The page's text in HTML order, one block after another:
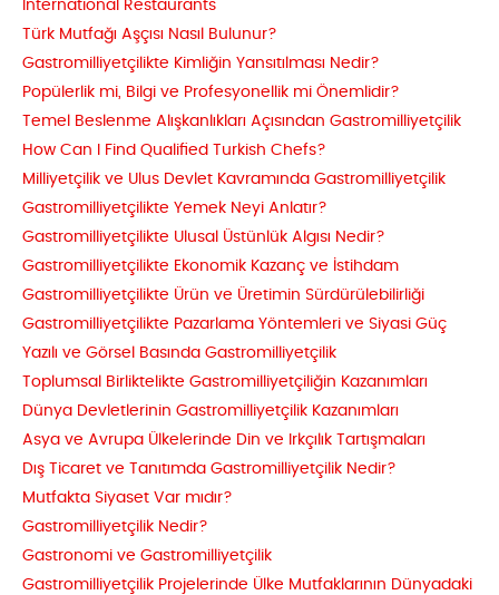
International Restaurants
Türk Mutfağı Aşçısı Nasıl Bulunur?
Gastromilliyetçilikte Kimliğin Yansıtılması Nedir?
Popülerlik mi, Bilgi ve Profesyonellik mi Önemlidir?
Temel Beslenme Alışkanlıkları Açısından Gastromilliyetçilik
How Can I Find Qualified Turkish Chefs?
Milliyetçilik ve Ulus Devlet Kavramında Gastromilliyetçilik
Gastromilliyetçilikte Yemek Neyi Anlatır?
Gastromilliyetçilikte Ulusal Üstünlük Algısı Nedir?
Gastromilliyetçilikte Ekonomik Kazanç ve İstihdam
Gastromilliyetçilikte Ürün ve Üretimin Sürdürülebilirliği
Gastromilliyetçilikte Pazarlama Yöntemleri ve Siyasi Güç
Yazılı ve Görsel Basında Gastromilliyetçilik
Toplumsal Birliktelikte Gastromilliyetçiliğin Kazanımları
Dünya Devletlerinin Gastromilliyetçilik Kazanımları
Asya ve Avrupa Ülkelerinde Din ve Irkçılık Tartışmaları
Dış Ticaret ve Tanıtımda Gastromilliyetçilik Nedir?
Mutfakta Siyaset Var mıdır?
Gastromilliyetçilik Nedir?
Gastronomi ve Gastromilliyetçilik
Gastromilliyetçilik Projelerinde Ülke Mutfaklarının Dünyadaki